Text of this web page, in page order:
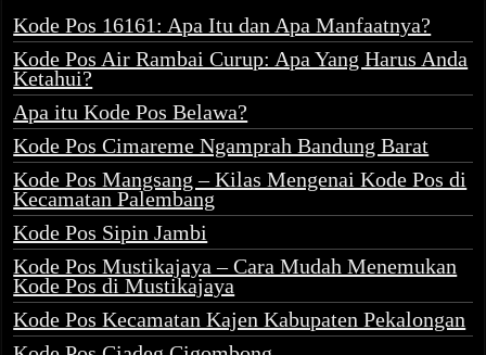
Kode Pos 16161: Apa Itu dan Apa Manfaatnya?
Kode Pos Air Rambai Curup: Apa Yang Harus Anda
Ketahui?
Apa itu Kode Pos Belawa?
Kode Pos Cimareme Ngamprah Bandung Barat
Kode Pos Mangsang – Kilas Mengenai Kode Pos di
Kecamatan Palembang
Kode Pos Sipin Jambi
Kode Pos Mustikajaya – Cara Mudah Menemukan
Kode Pos di Mustikajaya
Kode Pos Kecamatan Kajen Kabupaten Pekalongan